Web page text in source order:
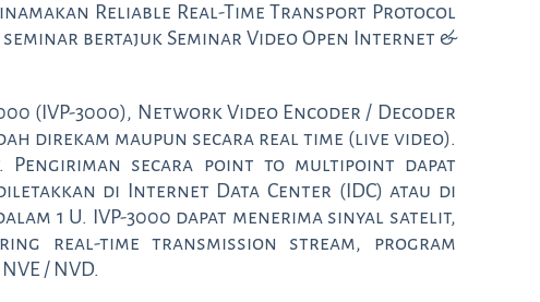
Reliable Real-Time Transport Protocol
bertajuk Seminar Video Open Internet &
(IVP-3000), Network Video Encoder / Decoder
direkam maupun secara real time (live video).
secara point to multipoint dapat
di Internet Data Center (IDC) atau di
1 U. IVP-3000 dapat menerima sinyal satelit,
real-time transmission stream, program
/ NVD.